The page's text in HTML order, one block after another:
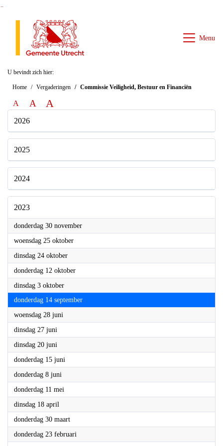
Menu
U bevindt zich hier:
Home Vergaderingen Commissie Veiligheid, Bestuur en Financiën
A A A
2026
2025
2024
2023
donderdag 30 november
woensdag 25 oktober2023
dinsdag 24 oktober2023
donderdag 12 oktober
dinsdag 3 oktober2023
donderdag 14 september
woensdag 28 juni2023
dinsdag 27 juni2023
dinsdag 20 juni
donderdag 15 juni
donderdag 8 juni2023
donderdag 11 mei
dinsdag 18 april2023
donderdag 30 maart
donderdag 23 februari
donderdag 26 januari2023